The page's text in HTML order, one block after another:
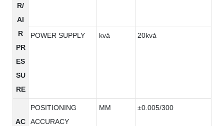
R/
AI
R
PR
ES
SU
RE
POWER SUPPLY kvá 20kvá
AC
POSITIONING
ACCURACY
MM ±0.005/300